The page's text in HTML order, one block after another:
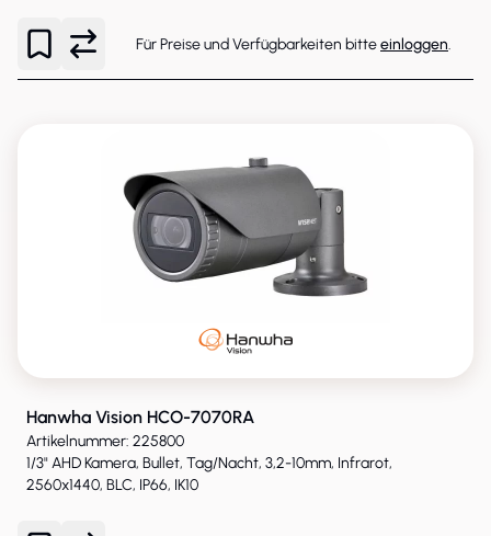
Für Preise und Verfügbarkeiten bitteeinloggen.
Hanwha Vision HCO-7070RA
Artikelnummer: 225800
1/3" AHD Kamera, Bullet, Tag/Nacht, 3,2-10mm, Infrarot,
2560x1440, BLC, IP66, IK10